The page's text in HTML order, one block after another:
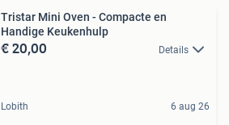
Tristar Mini Oven - Compacte en
Handige Keukenhulp
€ 20,00 Details
Lobith 6 aug 26